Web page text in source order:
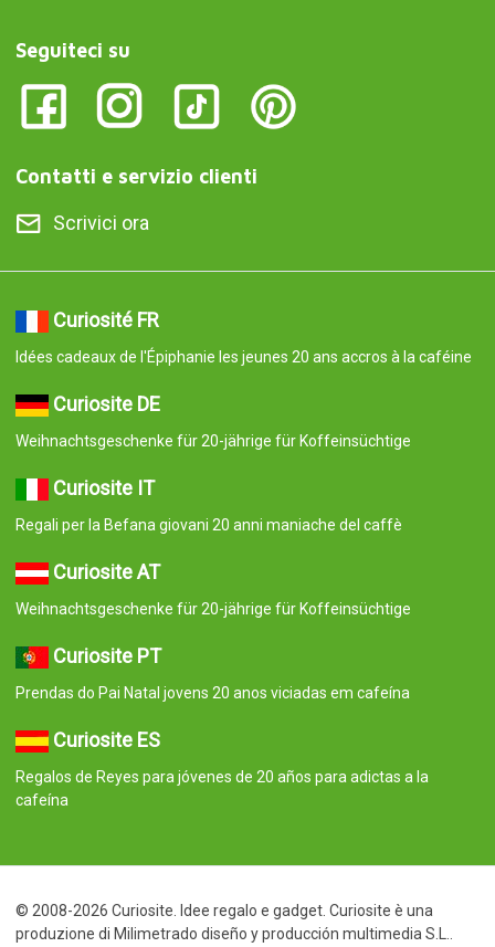
Seguiteci su
Contatti e servizio clienti
Scrivici ora
Curiosité FR
Idées cadeaux de l'Épiphanie les jeunes 20 ans accros à la caféine
Curiosite DE
Weihnachtsgeschenke für 20-jährige für Koffeinsüchtige
Curiosite IT
Regali per la Befana giovani 20 anni maniache del caffè
Curiosite AT
Weihnachtsgeschenke für 20-jährige für Koffeinsüchtige
Curiosite PT
Prendas do Pai Natal jovens 20 anos viciadas em cafeína
Curiosite ES
Regalos de Reyes para jóvenes de 20 años para adictas a la
cafeína
© 2008-2026 Curiosite. Idee regalo e gadget. Curiosite è una
produzione di Milimetrado diseño y producción multimedia S.L..